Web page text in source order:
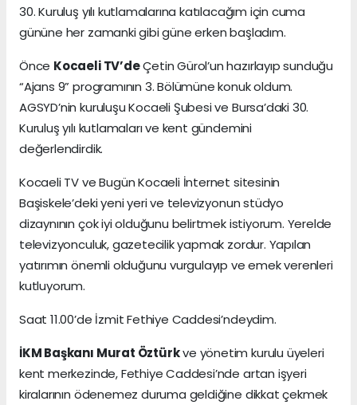
30. Kuruluş yılı kutlamalarına katılacağım için cuma
gününe her zamanki gibi güne erken başladım.
Önce Kocaeli TV’deÇetin Gürol’un hazırlayıp sunduğu
“Ajans 9” programının 3. Bölümüne konuk oldum.
AGSYD’nin kuruluşu Kocaeli Şubesi ve Bursa’daki 30.
Kuruluş yılı kutlamaları ve kent gündemini
değerlendirdik.
Kocaeli TV ve Bugün Kocaeli İnternet sitesinin
Başiskele’deki yeni yeri ve televizyonun stüdyo
dizaynının çok iyi olduğunu belirtmek istiyorum. Yerelde
televizyonculuk, gazetecilik yapmak zordur. Yapılan
yatırımın önemli olduğunu vurgulayıp ve emek verenleri
kutluyorum.
Saat 11.00’de İzmit Fethiye Caddesi’ndeydim.
İKM Başkanı Murat Öztürkve yönetim kurulu üyeleri
kent merkezinde, Fethiye Caddesi’nde artan işyeri
kiralarının ödenemez duruma geldiğine dikkat çekmek